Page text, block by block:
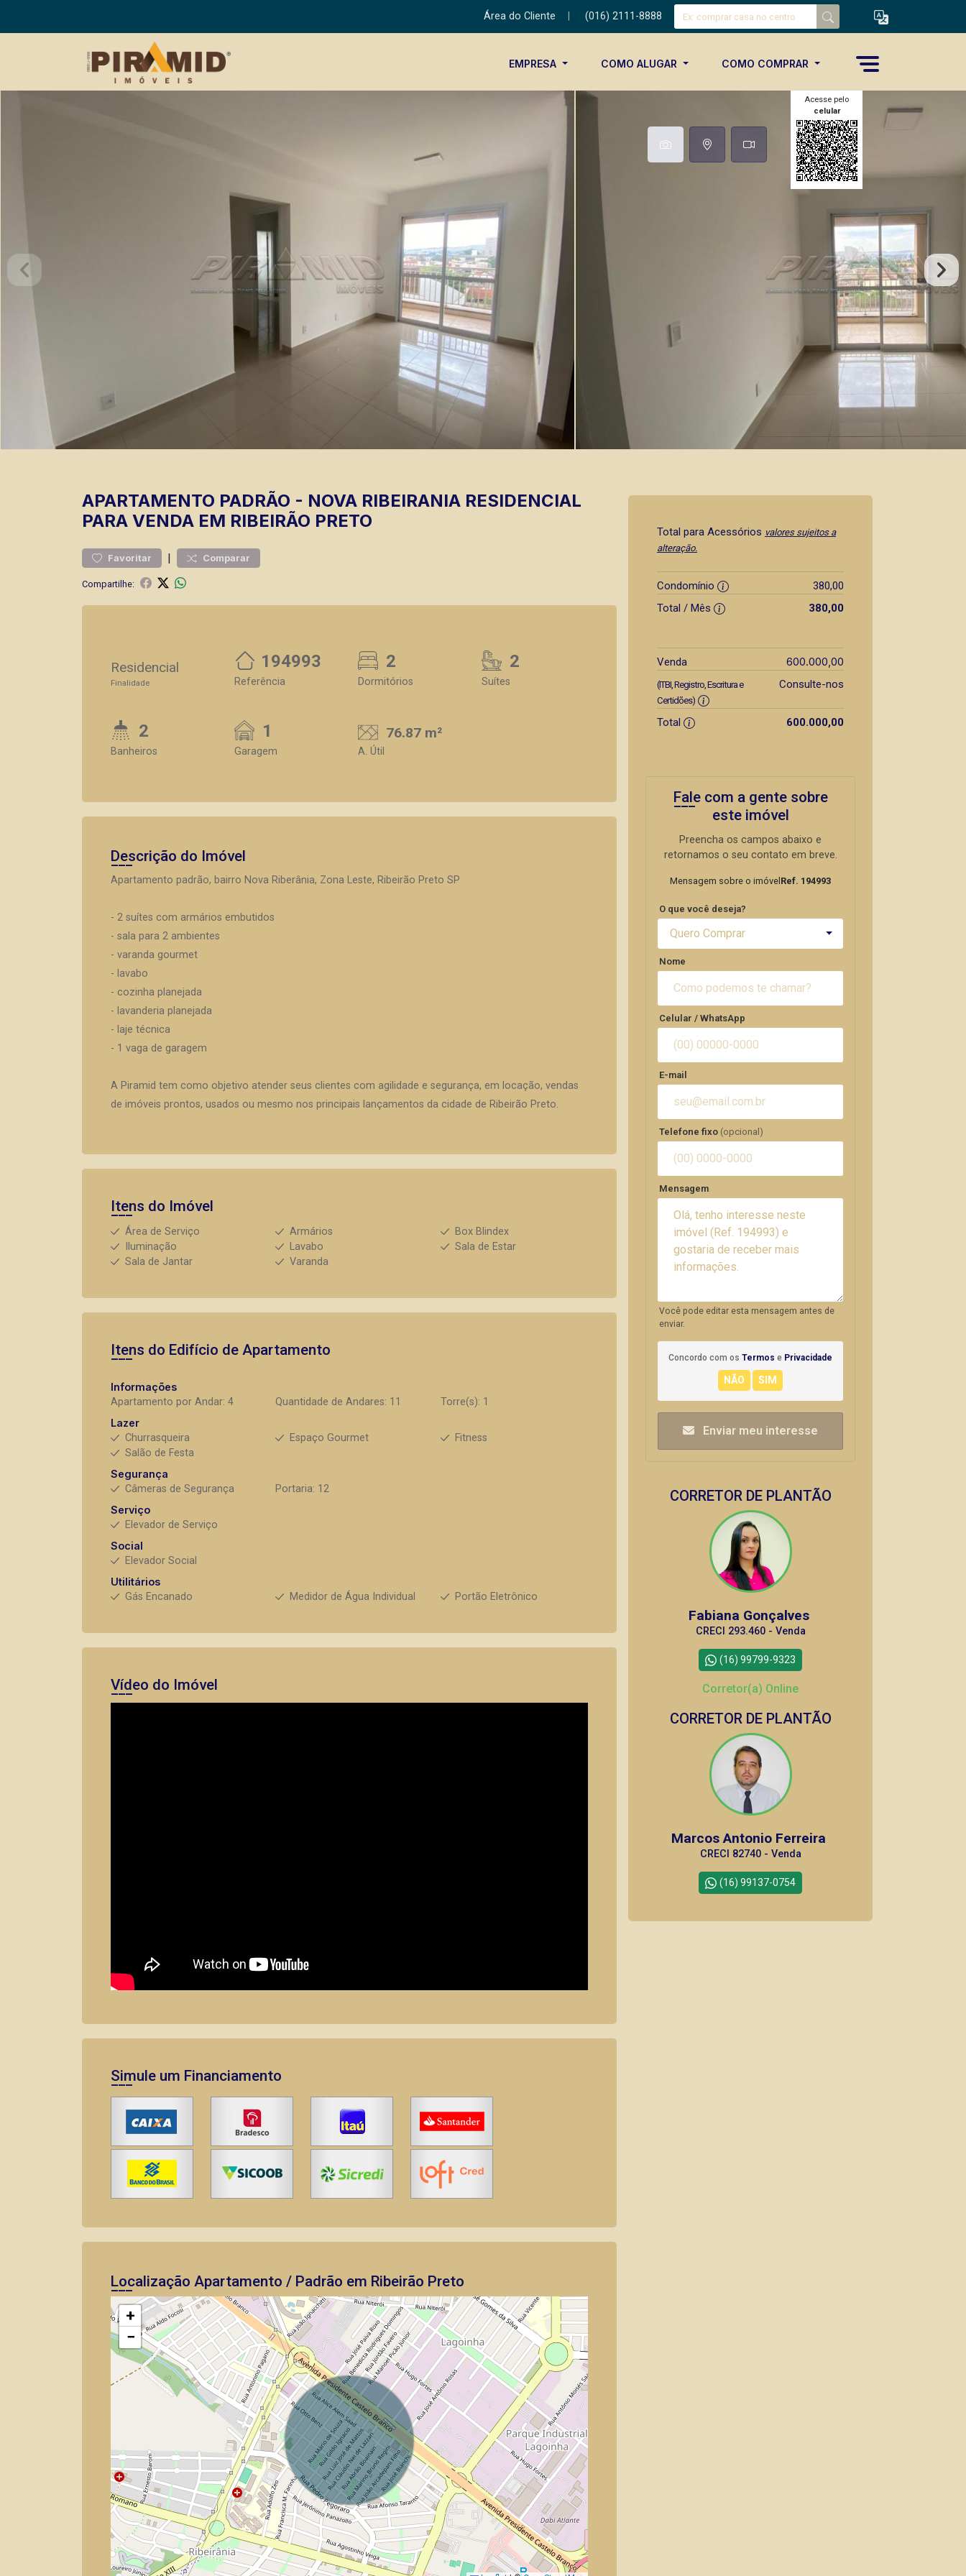
Área do Cliente (016) 2111-8888
EMPRESA COMO ALUGAR COMO COMPRAR
Acesse pelo
celular
APARTAMENTO PADRÃO - NOVA RIBEIRANIA RESIDENCIAL
PARA VENDA EM RIBEIRÃO PRETO
Favoritar | Comparar
Compartilhe:
Residencial
Finalidade
194993
Referência
2
Dormitórios
2
Suítes
2
Banheiros
1
Garagem
76.87 m²
A. Útil
Descrição do Imóvel
Apartamento padrão, bairro Nova Riberânia, Zona Leste, Ribeirão Preto SP
- 2 suítes com armários embutidos
- sala para 2 ambientes
- varanda gourmet
- lavabo
- cozinha planejada
- lavanderia planejada
- laje técnica
- 1 vaga de garagem
A Piramid tem como objetivo atender seus clientes com agilidade e segurança, em locação, vendas
de imóveis prontos, usados ou mesmo nos principais lançamentos da cidade de Ribeirão Preto.
Itens do Imóvel
Área de Serviço Armários
Box Blindex
Iluminação
Lavabo
Sala de Estar
Sala de Jantar
Varanda
Itens do Edifício de Apartamento
Informações
Apartamento por Andar: 4
Quantidade de Andares: 11
Torre(s): 1
Lazer
Churrasqueira
Espaço Gourmet
Fitness
Salão de Festa
Segurança
Câmeras de Segurança
Portaria: 12
Serviço
Elevador de Serviço
Social
Elevador Social
Utilitários
Gás Encanado
Medidor de Água Individual Portão Eletrônico
Vídeo do Imóvel
Simule um Financiamento
Localização Apartamento / Padrão em Ribeirão Preto
+
−
Total para Acessórios valores sujeitos a
alteração.
Condomínio
380,00
Total / Mês
380,00
Venda 600.000,00
(ITBI, Registro, Escritura e
Certidões)
Consulte-nos
Total 600.000,00
Fale com a gente sobre
este imóvel
Preencha os campos abaixo e
retornamos o seu contato em breve.
Mensagem sobre o imóvel Ref. 194993
O que você deseja?
Quero Comprar
Nome
Celular / WhatsApp
E-mail
Telefone fixo (opcional)
Mensagem
Você pode editar esta mensagem antes de
enviar.
Concordo com os Termos e Privacidade
Enviar meu interesse
CORRETOR DE PLANTÃO
Fabiana Gonçalves
CRECI 293.460 - Venda
(16) 99799-9323
Corretor(a) Online
CORRETOR DE PLANTÃO
Marcos Antonio Ferreira
CRECI 82740 - Venda
(16) 99137-0754